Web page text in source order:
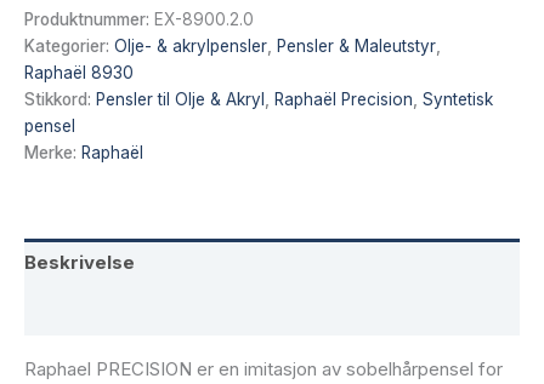
oljemalingspensel,
rund
-
Størrelse
2/0
antall
Produktnummer: EX-8900.2.0
Kategorier: Olje- & akrylpensler Pensler & Maleutstyr
Raphaël 8930
Stikkord: Pensler til Olje & Akryl Raphaël Precision Syntetisk
pensel
Merke: Raphaël
Beskrivelse
Raphael PRECISION er en imitasjon av sobelhårpensel for